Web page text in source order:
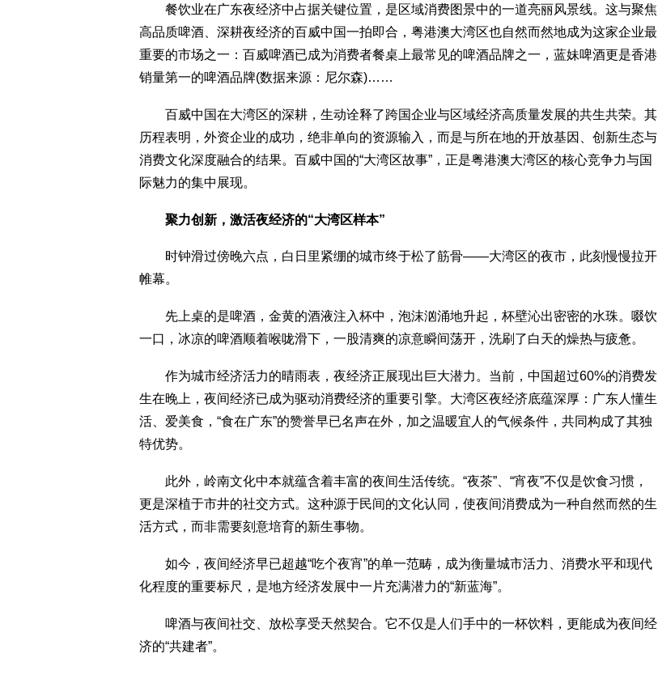
餐饮业在广东夜经济中占据关键位置，是区域消费图景中的一道亮丽风景线。这与聚焦
高品质啤酒、深耕夜经济的百威中国一拍即合，粤港澳大湾区也自然而然地成为这家企业最
重要的市场之一：百威啤酒已成为消费者餐桌上最常见的啤酒品牌之一，蓝妹啤酒更是香港
销量第一的啤酒品牌(数据来源：尼尔森)……
百威中国在大湾区的深耕，生动诠释了跨国企业与区域经济高质量发展的共生共荣。其
历程表明，外资企业的成功，绝非单向的资源输入，而是与所在地的开放基因、创新生态与
消费文化深度融合的结果。百威中国的“大湾区故事”，正是粤港澳大湾区的核心竞争力与国
际魅力的集中展现。
聚力创新，激活夜经济的“大湾区样本”
时钟滑过傍晚六点，白日里紧绷的城市终于松了筋骨——大湾区的夜市，此刻慢慢拉开
帷幕。
先上桌的是啤酒，金黄的酒液注入杯中，泡沫汹涌地升起，杯壁沁出密密的水珠。啜饮
一口，冰凉的啤酒顺着喉咙滑下，一股清爽的凉意瞬间荡开，洗刷了白天的燥热与疲惫。
作为城市经济活力的晴雨表，夜经济正展现出巨大潜力。当前，中国超过60%的消费发
生在晚上，夜间经济已成为驱动消费经济的重要引擎。大湾区夜经济底蕴深厚：广东人懂生
活、爱美食，“食在广东”的赞誉早已名声在外，加之温暖宜人的气候条件，共同构成了其独
特优势。
此外，岭南文化中本就蕴含着丰富的夜间生活传统。“夜茶”、“宵夜”不仅是饮食习惯，
更是深植于市井的社交方式。这种源于民间的文化认同，使夜间消费成为一种自然而然的生
活方式，而非需要刻意培育的新生事物。
如今，夜间经济早已超越“吃个夜宵”的单一范畴，成为衡量城市活力、消费水平和现代
化程度的重要标尺，是地方经济发展中一片充满潜力的“新蓝海”。
啤酒与夜间社交、放松享受天然契合。它不仅是人们手中的一杯饮料，更能成为夜间经
济的“共建者”。